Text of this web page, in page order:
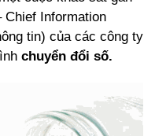
Chief Information
tin) của các công ty
chuyển đổi số.